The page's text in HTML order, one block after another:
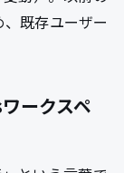
既存ユーザー
ークスペ